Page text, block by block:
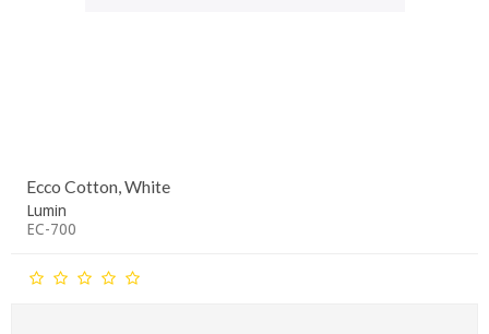
Ecco Cotton, White
Lumin
EC-700